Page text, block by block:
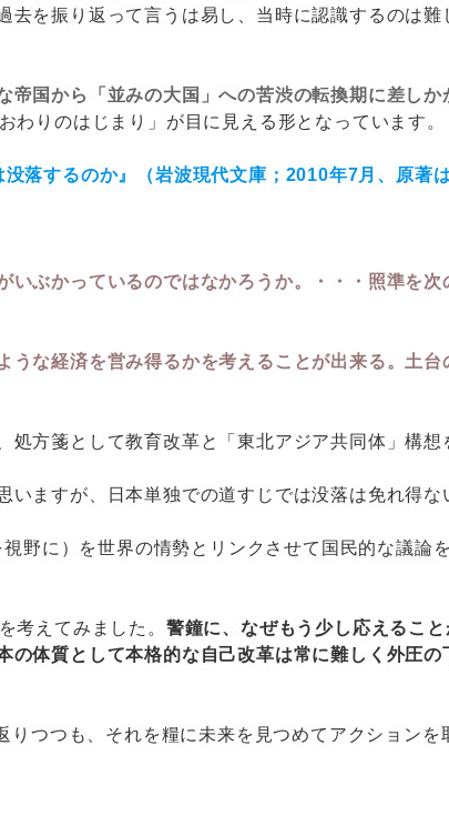
を振り返って言うは易し、当時に認識するのは
国から「並みの大国」への苦渋の転換期に差しか
りのはじまり」が目に見える形となっています。
落するのか』（岩波現代文庫；2010年7月、原著
いぶかっているのではなかろうか。・・・照準
うな経済を営み得るかを考えることが出来る。土
方箋として教育改革と「東北アジア共同体」構想
ますが、日本単独での道すじでは没落は免れ得な
野に）を世界の情勢とリンクさせて国民的な議論
考えてみました。 警鐘に、なぜもう少し応えるこ
体質として本格的な自己改革は常に難しく外圧の
つつも、それを糧に未来を見つめてアクション